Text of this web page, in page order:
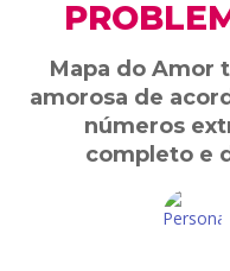
Mapa do Amor
amorosa de
números
completo e